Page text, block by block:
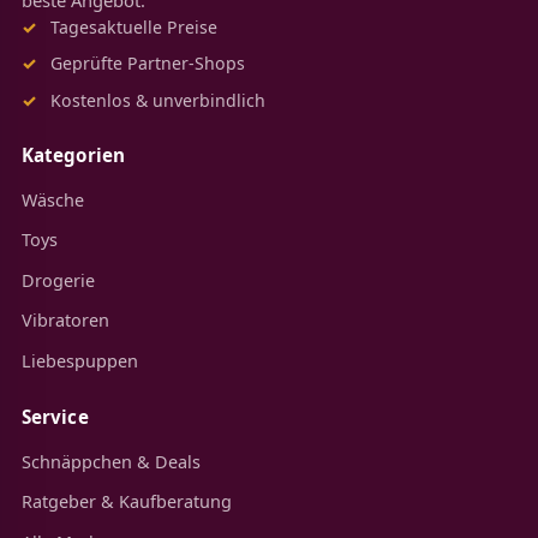
Tagesaktuelle Preise
Geprüfte Partner-Shops
Kostenlos & unverbindlich
Kategorien
Wäsche
Toys
Drogerie
Vibratoren
Liebespuppen
Service
Schnäppchen & Deals
Ratgeber & Kaufberatung